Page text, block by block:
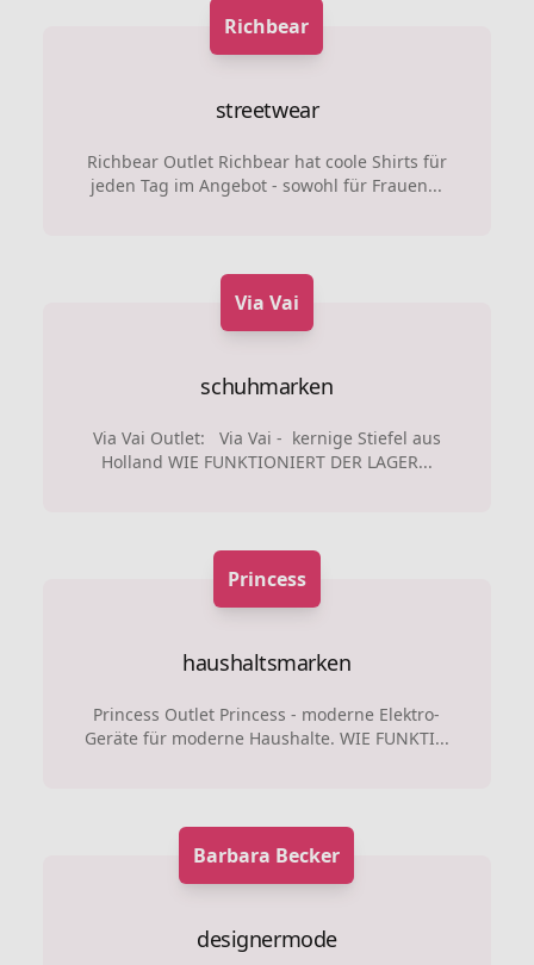
Richbear
streetwear
Richbear Outlet Richbear hat coole Shirts für
jeden Tag im Angebot - sowohl für Frauen...
Via Vai
schuhmarken
Via Vai Outlet: Via Vai - kernige Stiefel aus
Holland WIE FUNKTIONIERT DER LAGER...
Princess
haushaltsmarken
Princess Outlet Princess - moderne Elektro-
Geräte für moderne Haushalte. WIE FUNKTI...
Barbara Becker
designermode